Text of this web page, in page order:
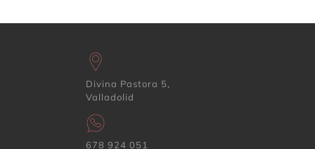
Divina Pastora 5,
Valladolid
678 924 051